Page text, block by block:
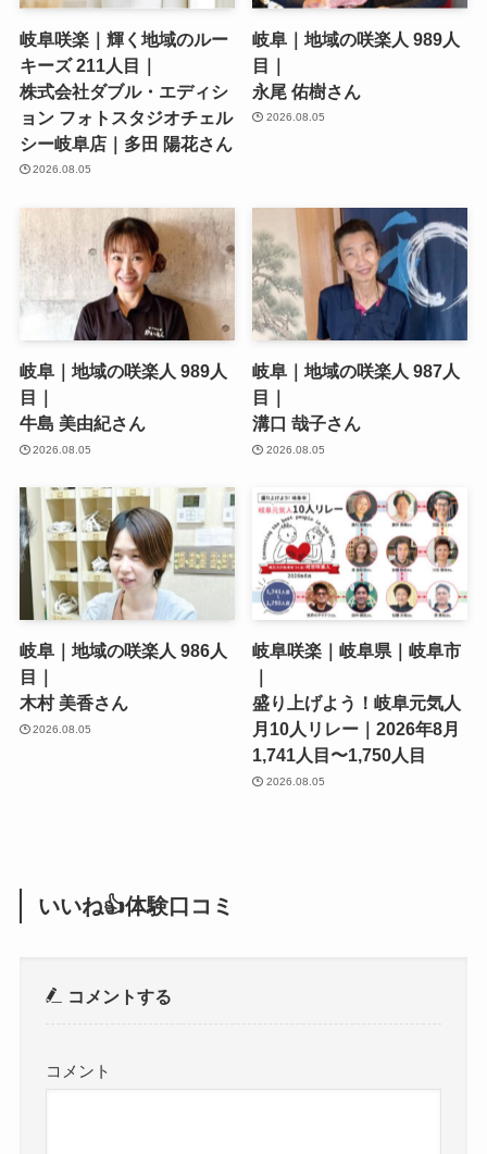
岐阜咲楽｜輝く地域のルー
キーズ 211人目｜
株式会社ダブル・エディシ
ョン フォトスタジオチェル
シー岐阜店｜多田 陽花さん
2026.08.05
岐阜｜地域の咲楽人 989人
目｜
永尾 佑樹さん
2026.08.05
岐阜｜地域の咲楽人 989人
目｜
牛島 美由紀さん
2026.08.05
岐阜｜地域の咲楽人 987人
目｜
溝口 哉子さん
2026.08.05
岐阜｜地域の咲楽人 986人
目｜
木村 美香さん
2026.08.05
岐阜咲楽｜岐阜県｜岐阜市
｜
盛り上げよう！岐阜元気人
月10人リレー｜2026年8月
1,741人目〜1,750人目
2026.08.05
いいね👍体験口コミ
コメントする
コメント